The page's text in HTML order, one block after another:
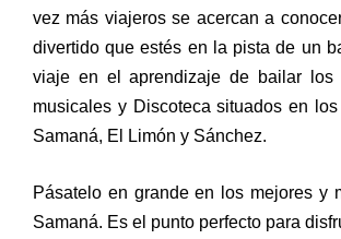
vez más viajeros se acercan a
divertido que estés en la pista de un
viaje en el aprendizaje de bailar los
musicales y Discoteca situados en
Samaná, El Limón y Sánchez.
Pásatelo en grande en los mejores y
Samaná. Es el punto perfecto para